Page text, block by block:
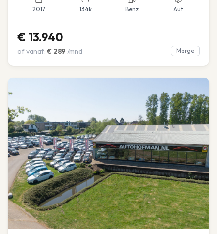
2017 134k Benz Aut
€ 13.940
of vanaf: € 289 /mnd Marge